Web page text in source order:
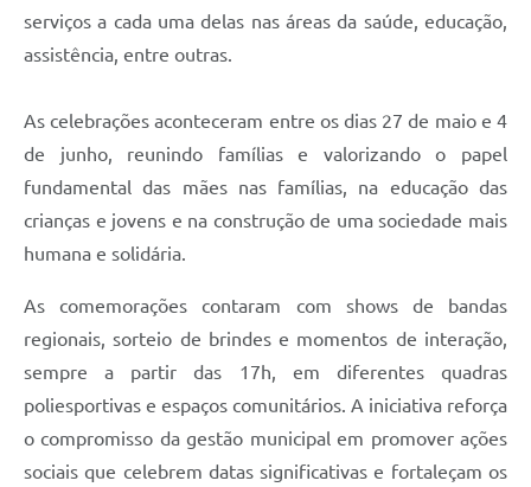
serviços a cada uma delas nas áreas da saúde, educação,
assistência, entre outras.
As celebrações aconteceram entre os dias 27 de maio e 4
de junho, reunindo famílias e valorizando o papel
fundamental das mães nas famílias, na educação das
crianças e jovens e na construção de uma sociedade mais
humana e solidária.
As comemorações contaram com shows de bandas
regionais, sorteio de brindes e momentos de interação,
sempre a partir das 17h, em diferentes quadras
poliesportivas e espaços comunitários. A iniciativa reforça
o compromisso da gestão municipal em promover ações
sociais que celebrem datas significativas e fortaleçam os